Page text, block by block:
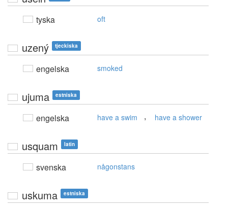
tyska oft
uzený tjeckiska
engelska smoked
ujuma estniska
engelska have a swim , have a shower
usquam latin
svenska någonstans
uskuma estniska